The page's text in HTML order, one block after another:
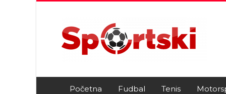
Početna Fudbal Tenis